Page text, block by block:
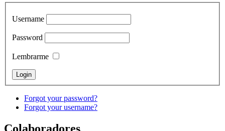
Username
Password
Lembrarme
Forgot your password?
Forgot your username?
Colaboradores